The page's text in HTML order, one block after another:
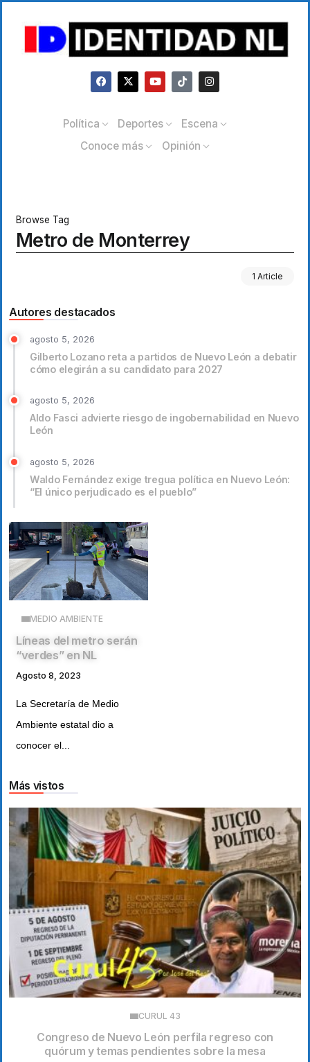
Política Deportes
Escena
Conoce más
Opinión
Browse Tag
Metro de Monterrey
1 Article
Autores destacados
agosto 5, 2026
Gilberto Lozano reta a partidos de Nuevo León a debatir
cómo elegirán a su candidato para 2027
agosto 5, 2026
Aldo Fasci advierte riesgo de ingobernabilidad en Nuevo
León
agosto 5, 2026
Waldo Fernández exige tregua política en Nuevo León:
“El único perjudicado es el pueblo”
MEDIO AMBIENTE
Líneas del metro serán
“verdes” en NL
Agosto 8, 2023
La Secretaría de Medio
Ambiente estatal dio a
conocer el...
Más vistos
CURUL 43
Congreso de Nuevo León perfila regreso con
quórum y temas pendientes sobre la mesa